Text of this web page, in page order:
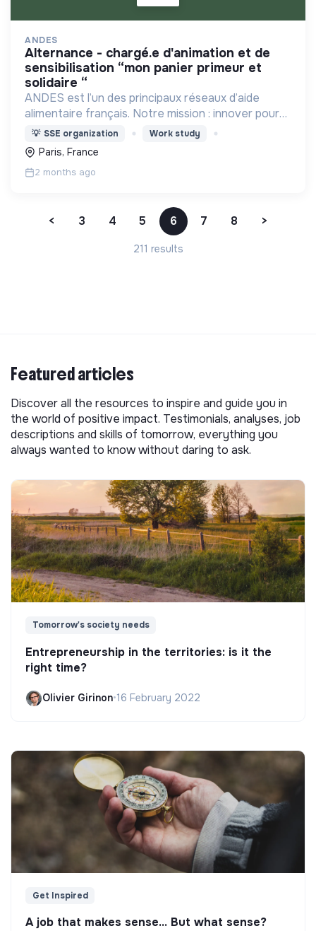
ANDES
alternance - chargé.e d'animation et de
sensibilisation “mon panier primeur et
solidaire “
ANDES est l’un des principaux réseaux d’aide
alimentaire français. Notre mission : innover pour
l’insertion durable autour d’une alimentation de
qualité pour tous.
💡 SSE organization Work study
Paris, France
2 months ago
< 3 4 5 6 7 8 >
211 results
Featured articles
Discover all the resources to inspire and guide you in
the world of positive impact. Testimonials, analyses, job
descriptions and skills of tomorrow, everything you
always wanted to know without daring to ask.
Tomorrow's society needs
Entrepreneurship in the territories: is it the
right time?
Olivier Girinon•16 February 2022
Get Inspired
A job that makes sense... But what sense?